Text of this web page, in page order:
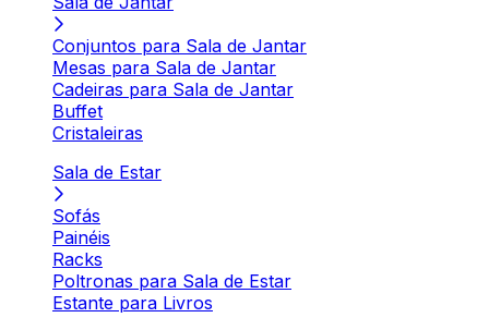
Conjuntos para Sala de Jantar
Mesas para Sala de Jantar
Cadeiras para Sala de Jantar
Buffet
Cristaleiras
Sala de Estar
Sofás
Painéis
Racks
Poltronas para Sala de Estar
Estante para Livros